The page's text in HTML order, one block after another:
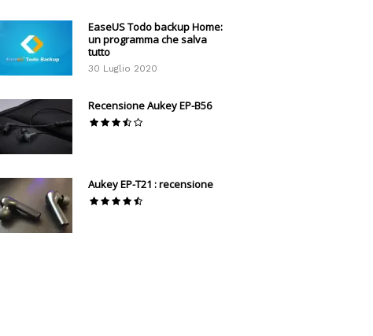
EaseUS Todo backup Home:
un programma che salva
tutto
30 Luglio 2020
Recensione Aukey EP-B56
Aukey EP-T21 : recensione